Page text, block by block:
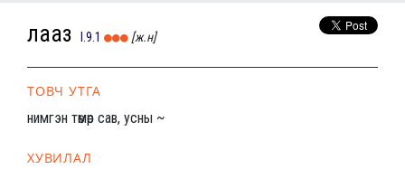
лааз I.9.1 [ж.н]
ТОВЧ УТГА
нимгэн төмөр сав, усны ~
ХУВИЛАЛ